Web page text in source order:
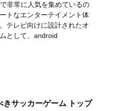
非常に人気を集めているの
トなエンターテイメント体
テレビ向けに設計されたオ
として、android
きサッカーゲーム トップ